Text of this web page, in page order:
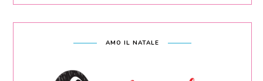
AMO IL NATALE